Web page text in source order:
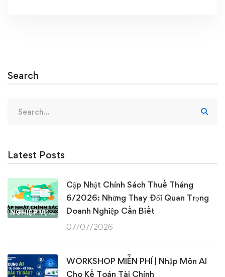
Search
for:
Latest Posts
NGHIỆP VỤ KẾ TOÁN & THUẾ
Cập Nhật Chính Sách Thuế Tháng
6/2026: Những Thay Đổi Quan Trọng
Doanh Nghiệp Cần Biết
07/07/2026
WORKSHOP MIỄN PHÍ | Nhập Môn AI
Cho Kế Toán Tài Chính